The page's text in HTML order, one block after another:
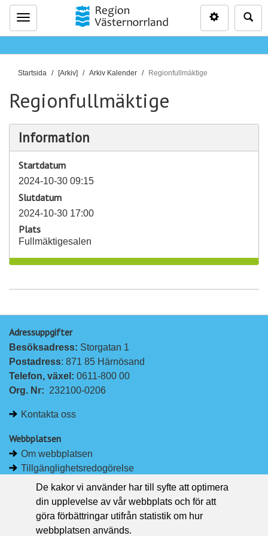
Meny
D
ä
h
ä
r
:
Startsida [Arkiv] Arkiv Kalender Regionfullmäktige
Regionfullmäktige
Information
Startdatum
2024-10-30 09:15
Slutdatum
2024-10-30 17:00
Plats
Fullmäktigesalen
Adressuppgifter
Besöksadress: Storgatan 1
Postadress: 871 85 Härnösand
Telefon, växel: 0611-800 00
Org. Nr: 232100-0206
Kontakta oss
Webbplatsen
Om webbplatsen
Tillgänglighetsredogörelse
Om kakor
Pressrum
Håll dig uppdaterad
De kakor vi använder har till syfte att optimera
din upplevelse av vår webbplats och för att
göra förbättringar utifrån statistik om hur
webbplatsen används.